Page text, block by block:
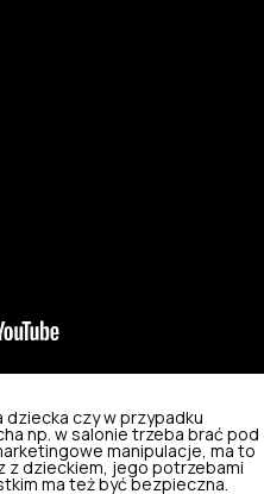
dziecka czy w przypadku
np. w salonie trzeba brać pod
manipulacje, ma to
z dzieckiem, jego potrzebami
ma też być bezpieczna.